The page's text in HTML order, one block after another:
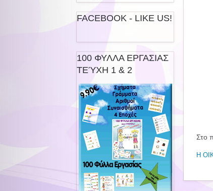
Στο
Η
FACEBOOK - LIKE US!
100 ΦΥΛΛΑ ΕΡΓΑΣΙΑΣ
ΤΕΎΧΗ 1 & 2